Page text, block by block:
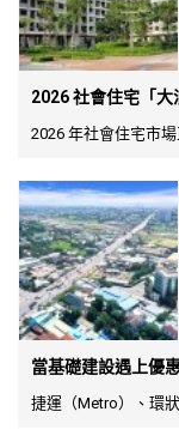
2026 社會住宅「
2026 年社會住宅市
當基礎建設遇上優
捷運（Metro）、環